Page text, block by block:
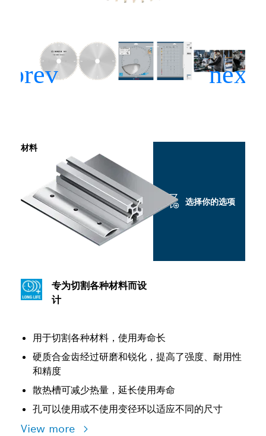
专为切割各种材料而设
计
用于切割各种材料，使用寿命长
硬质合金齿经过研磨和锐化，提高了强度、耐用性
和精度
散热槽可减少热量，延长使用寿命
孔可以使用或不使用变径环以适应不同的尺寸
View more
材料
选择你的选项